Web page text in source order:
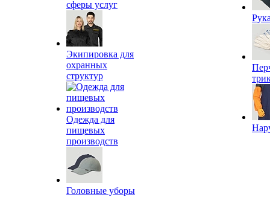
сферы услуг
Экипировка для
охранных
структур
Одежда для
пищевых
производств
Головные уборы